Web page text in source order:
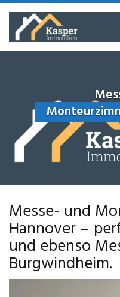
Skip
main
Messe- und
Hannover –
und ebenso
Burgwindheim.